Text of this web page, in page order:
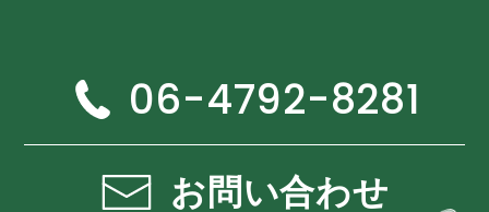
06-4792-8281
お問い合わせ